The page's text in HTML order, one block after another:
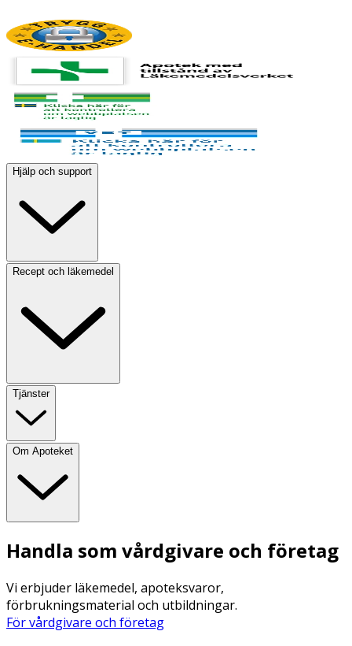
Hjälp och support
Recept och läkemedel
Tjänster
Om Apoteket
Handla som vårdgivare och företag
Vi erbjuder läkemedel, apoteksvaror,
förbrukningsmaterial och utbildningar.
För vårdgivare och företag